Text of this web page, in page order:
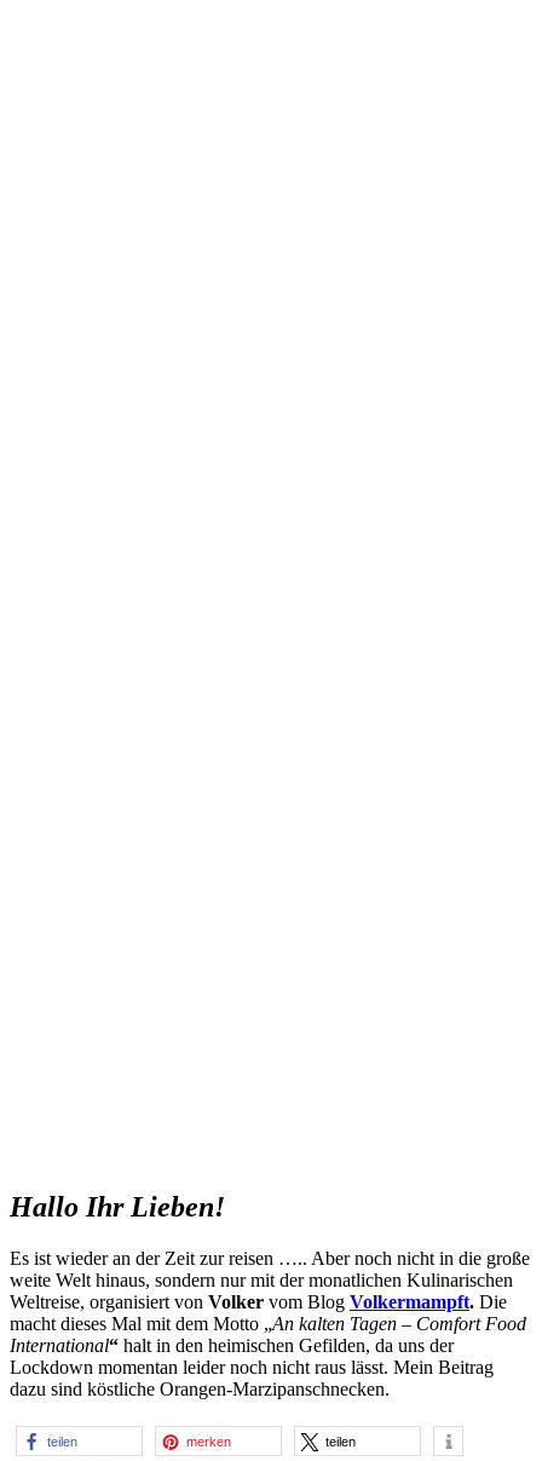
Hallo Ihr Lieben!
Es ist wieder an der Zeit zur reisen ….. Aber noch nicht in die große
weite Welt hinaus, sondern nur mit der monatlichen Kulinarischen
Weltreise, organisiert von Volker vom Blog Volkermampft. Die
macht dieses Mal mit dem Motto „An kalten Tagen – Comfort Food
International“ halt in den heimischen Gefilden, da uns der
Lockdown momentan leider noch nicht raus lässt. Mein Beitrag
dazu sind köstliche Orangen-Marzipanschnecken.
teilen merken teilen